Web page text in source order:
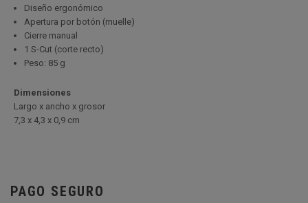
Diseño ergonómico
Apertura por botón (muelle)
Cierre manual
1 S-Cut (corte recto)
Peso: 85 g
Dimensiones
Largo x ancho x grosor
7,3 x 4,3 x 0,9 cm
PAGO SEGURO